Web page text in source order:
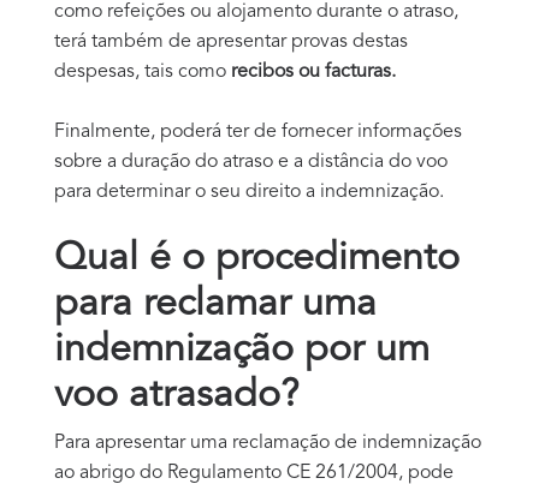
como refeições ou alojamento durante o atraso,
terá também de apresentar provas destas
despesas, tais como recibos ou facturas.
Finalmente, poderá ter de fornecer informações
sobre a duração do atraso e a distância do voo
para determinar o seu direito a indemnização.
Qual é o procedimento
para reclamar uma
indemnização por um
voo atrasado?
Para apresentar uma reclamação de indemnização
ao abrigo do Regulamento CE 261/2004, pode